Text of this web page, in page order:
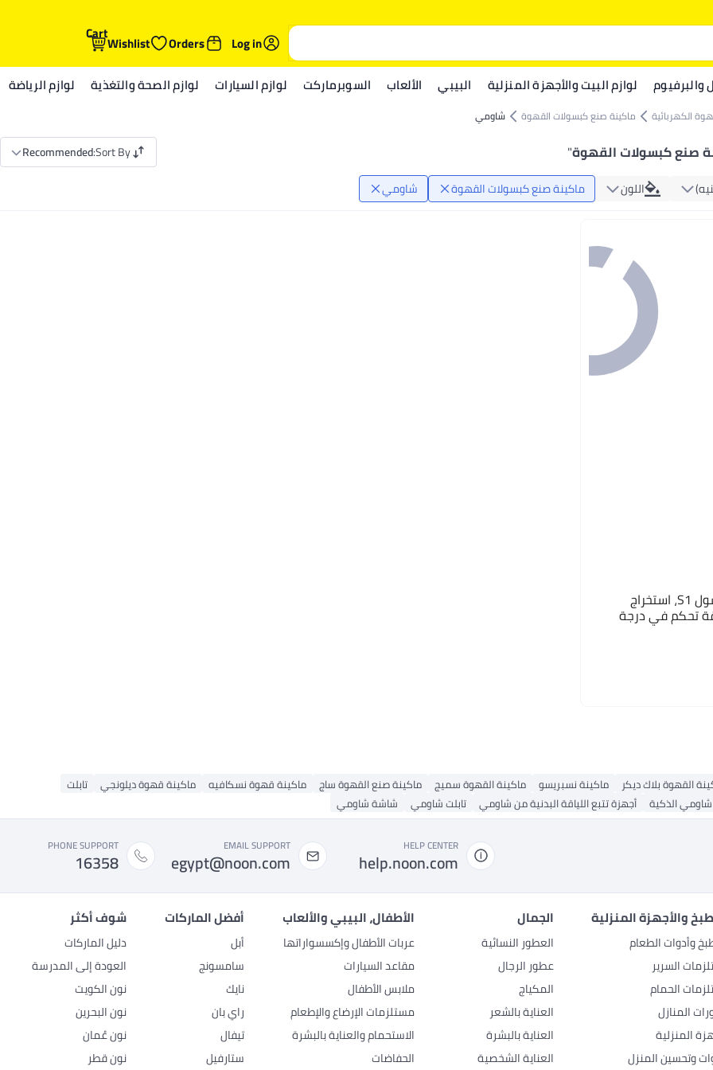
Log in
Orders
Wishlist
Cart
والبرفيوم لوازم البيت والأجهزة المنزلية البيبي الألعاب السوبرماركت لوازم السيارات لوازم الصحة والتغذية لوازم الرياضة
الكهربائية ماكينة صنع كبسولات القهوة شاومي
صنع كبسولات القهوة"
Sort By
:
Recommended
اللون ماكينة صنع كبسولات القهوة شاومي
شاومي آلة قهوة ميديا كابسول S1، استخراج
تحكم في درجة
القهوة بلاك ديكر ماكينة نسبريسو ماكينة القهوة سميج ماكينة صنع القهوة ساج ماكينة قهوة نسكافيه ماكينة قهوة ديلونجي
تابلت
الذكية أجهزة تتبع اللياقة البدنية من شاومي تابلت شاومي شاشة شاومي
HELP CENTER
help.noon.com
EMAIL SUPPORT
egypt@noon.com
PHONE SUPPORT
16358
والأجهزة المنزلية
وأدوات الطعام
السرير
الحمام
المنازل
المنزلية
وتحسين المنزل
الجمال
العطور النسائية
عطور الرجال
المكياج
العناية بالشعر
العناية بالبشرة
العناية الشخصية
الأطفال، البيبي والألعاب
عربات الأطفال وإكسسواراتها
مقاعد السيارات
ملابس الأطفال
مستلزمات الإرضاع والإطعام
الاستحمام والعناية بالبشرة
الحفاضات
أفضل الماركات
أبل
سامسونج
نايك
راي بان
تيفال
ستارفيل
شوف أكثر
دليل الماركات
العودة إلى المدرسة
نون الكويت
نون البحرين
نون عُمان
نون قطر